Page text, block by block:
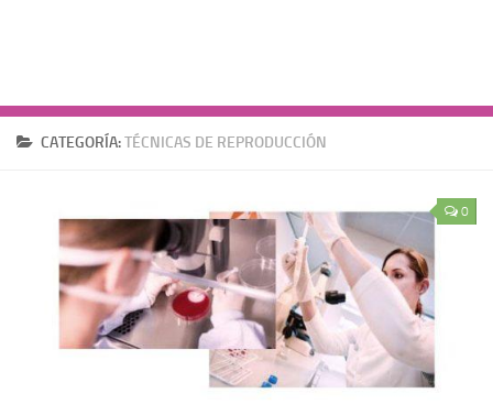
CATEGORÍA:TÉCNICAS DE REPRODUCCIÓN
0